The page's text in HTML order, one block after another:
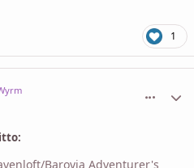
1
Barovia Adventurer's